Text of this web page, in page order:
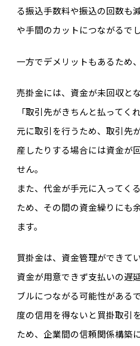
る振込手数料や振込の回数も
や手間のカットにつながるでし
一方でデメリットもあるため
売掛金には、資金が未回収と
「取引先がきちんと払ってく
元に取引を行うため、取引先
産したりする場合には資金が
せん。
また、代金が手元に入ってく
ため、その間の資金繰りにも
ます。
買掛金は、資金管理ができて
資金が用意できず支払いの遅
ブルにつながる可能性がある
度の信用を得ないと買掛取引
ため、企業間の信頼関係構築